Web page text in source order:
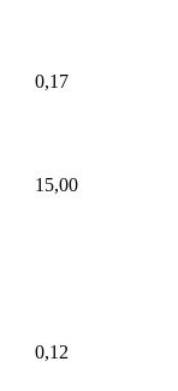
0,17
15,00
0,12